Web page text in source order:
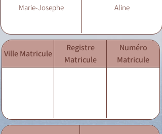
Marie-Josephe Aline
Ville Matricule
Registre
Matricule
Numéro
Matricule